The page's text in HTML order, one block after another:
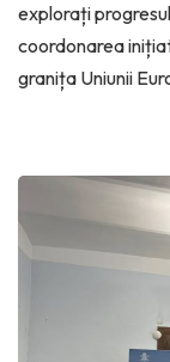
explorați
coordonarea
granița Uniunii